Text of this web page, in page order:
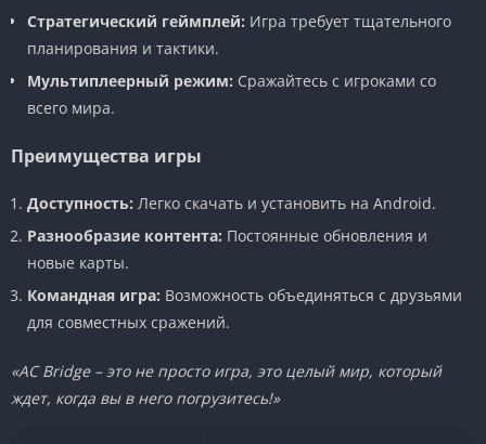
Стратегический геймплей: Игра требует тщательного
планирования и тактики.
Мультиплеерный режим: Сражайтесь с игроками со
всего мира.
Преимущества игры
Доступность: Легко скачать и установить на Android.
Разнообразие контента: Постоянные обновления и
новые карты.
Командная игра: Возможность объединяться с друзьями
для совместных сражений.
«AC Bridge – это не просто игра, это целый мир, который
ждет, когда вы в него погрузитесь!»